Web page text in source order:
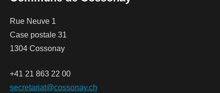
Rue Neuve 1
Case postale 31
1304 Cossonay
+41 21 863 22 00
secretariat@cossonay.ch